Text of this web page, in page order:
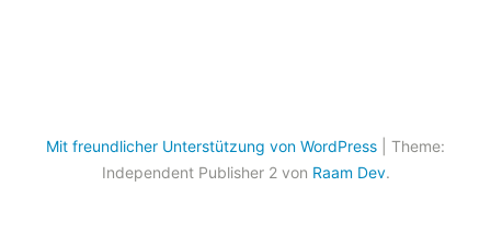
Mit freundlicher Unterstützung von WordPress
Theme:
Independent Publisher 2 von Raam Dev.